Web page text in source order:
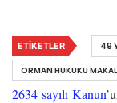
2634 sayılı Kanun
ETIKETLER
49
ORMAN HUKUKU